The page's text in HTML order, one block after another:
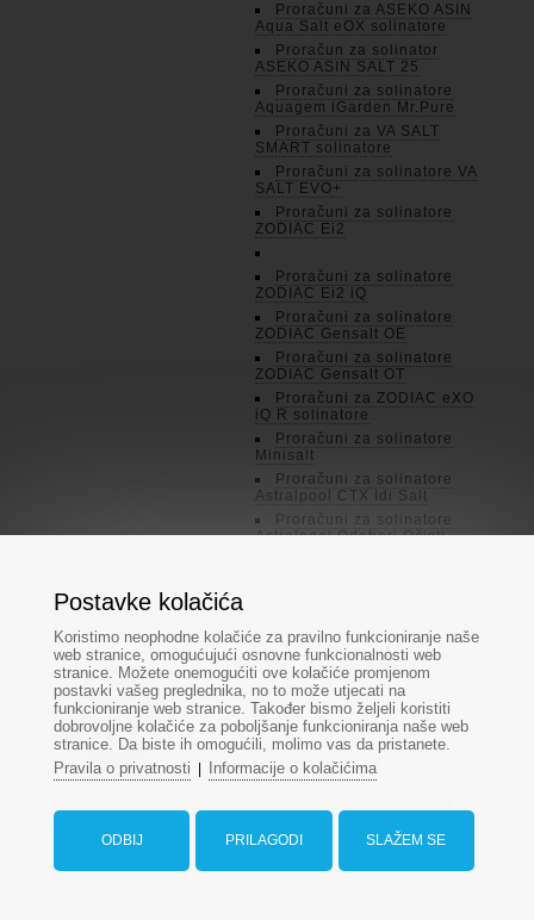
Proračuni za ASEKO ASIN
Aqua Salt eOX solinatore
Proračun za solinator
ASEKO ASIN SALT 25
Proračuni za solinatore
Aquagem iGarden Mr.Pure
Proračuni za VA SALT
SMART solinatore
Proračuni za solinatore VA
SALT EVO+
Proračuni za solinatore
ZODIAC Ei2
Proračuni za solinatore
ZODIAC Ei2 iQ
Proračuni za solinatore
ZODIAC Gensalt OE
Proračuni za solinatore
ZODIAC Gensalt OT
Proračuni za ZODIAC eXO
iQ R solinatore
Proračuni za solinatore
Minisalt
Proračuni za solinatore
Astralpool CTX Idi Salt
Proračuni za solinatore
Astralpool Odaberi Očisti
Proračuni za svjetla za
bazene
Proračuni za VA LED
svjetla
Proračuni za LED svjetla
Ledlumin
Proračuni za Astralpool
Postavke kolačića
Koristimo neophodne kolačiće za pravilno funkcioniranje naše
web stranice, omogućujući osnovne funkcionalnosti web
stranice. Možete onemogućiti ove kolačiće promjenom
postavki vašeg preglednika, no to može utjecati na
funkcioniranje web stranice. Također bismo željeli koristiti
dobrovoljne kolačiće za poboljšanje funkcioniranja naše web
stranice. Da biste ih omogućili, molimo vas da pristanete.
Pravila o privatnosti
Informacije o kolačićima
SLAŽEM SE
PRILAGODI
ODBIJ